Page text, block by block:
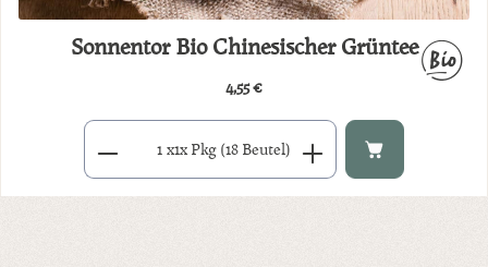
Sonnentor Bio Chinesischer Grüntee
Regulärer Preis:
4,55 €
Produkt Anzahl: Gib den gewünschten Wert ein oder benutze
x1x Pkg (18 Beutel)